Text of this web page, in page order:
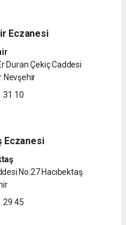
Eczanesi
Duran Çekiç Caddesi
Nevşehir
31 10
Eczanesi
No:27 Hacıbektaş
29 45